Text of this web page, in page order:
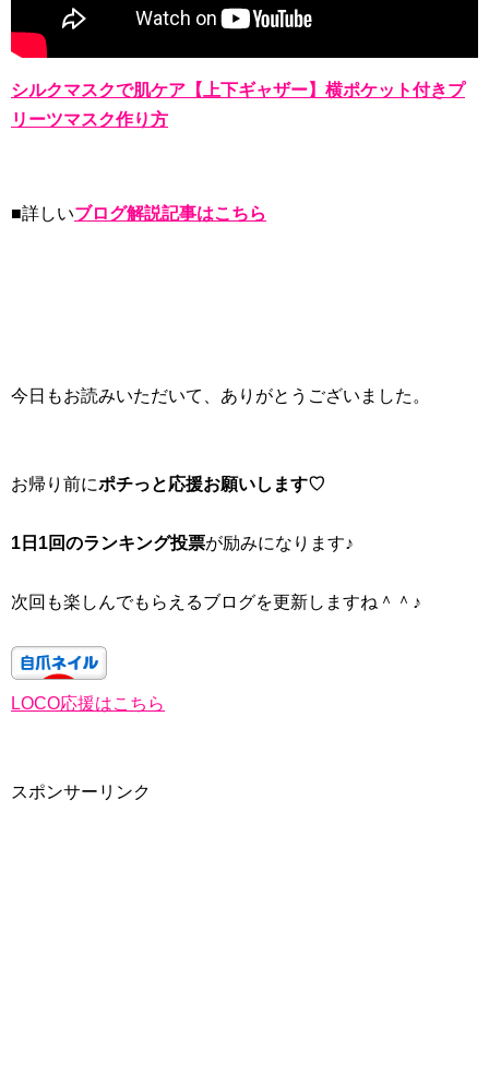
シルクマスクで肌ケア【上下ギャザー】横ポケット付きプ
リーツマスク作り方
■詳しいブログ解説記事はこちら
今日もお読みいただいて、ありがとうございました。
お帰り前にポチっと応援お願いします♡
1日1回のランキング投票が励みになります♪
次回も楽しんでもらえるブログを更新しますね＾＾♪
LOCO応援はこちら
スポンサーリンク